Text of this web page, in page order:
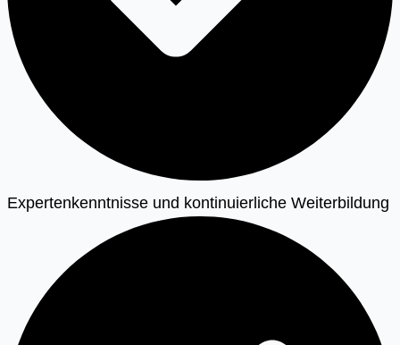
Expertenkenntnisse und kontinuierliche Weiterbildung